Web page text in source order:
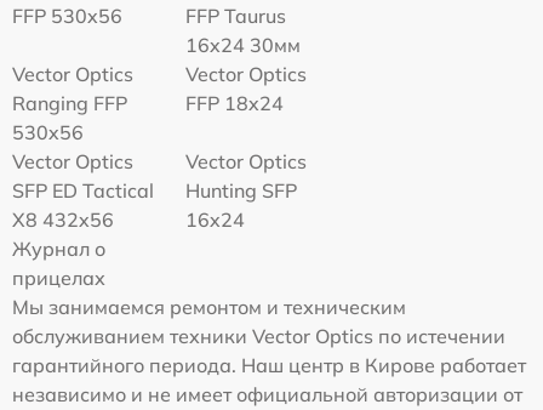
FFP 530x56
FFP Taurus
16x24 30мм
Vector Optics
Ranging FFP
530x56
Vector Optics
FFP 18x24
Vector Optics
SFP ED Tactical
X8 432x56
Vector Optics
Hunting SFP
16x24
Журнал о
прицелах
Мы занимаемся ремонтом и техническим
обслуживанием техники Vector Optics по истечении
гарантийного периода. Наш центр в Кирове работает
независимо и не имеет официальной авторизации от